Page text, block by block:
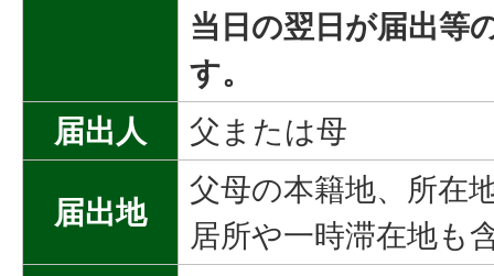
当日の翌日が届出等
す。
届出人
父または母
届出地
父母の本籍地、所在
居所や一時滞在地も